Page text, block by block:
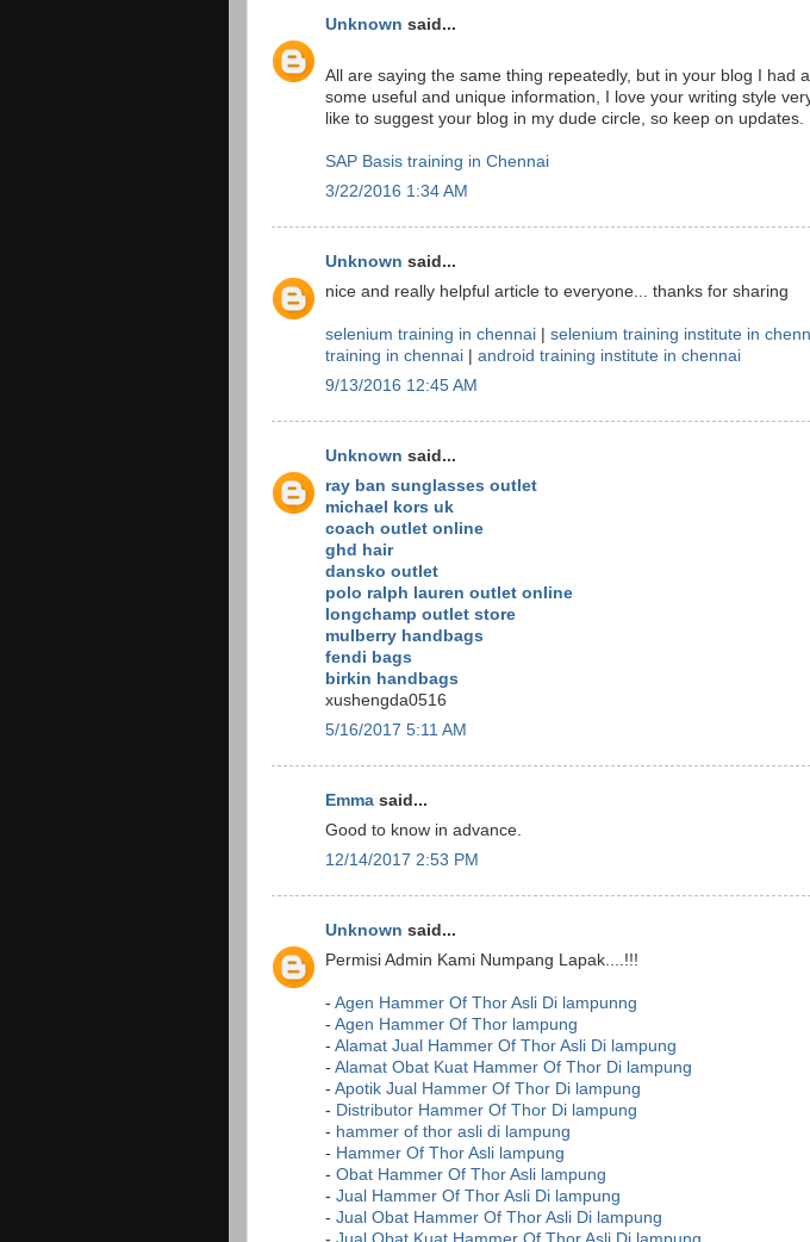
Unknown said...
All are saying the same thing repeatedly, but in your blog I had
some useful and unique information, I love your writing style
like to suggest your blog in my dude circle, so keep on updates.
SAP Basis training in Chennai
3/22/2016 1:34 AM
Unknown said...
nice and really helpful article to everyone... thanks for sharing
selenium training in chennai selenium training institute in
training in chennai
android training institute in chennai
9/13/2016 12:45 AM
Unknown said...
ray ban sunglasses outlet
michael kors uk
coach outlet online
ghd hair
dansko outlet
polo ralph lauren outlet online
longchamp outlet store
mulberry handbags
fendi bags
birkin handbags
xushengda0516
5/16/2017 5:11 AM
Emma said...
Good to know in advance.
12/14/2017 2:53 PM
Unknown said...
Permisi Admin Kami Numpang Lapak....!!!
- Agen Hammer Of Thor Asli Di lampunng
- Agen Hammer Of Thor lampung
- Alamat Jual Hammer Of Thor Asli Di lampung
- Alamat Obat Kuat Hammer Of Thor Di lampung
- Apotik Jual Hammer Of Thor Di lampung
- Distributor Hammer Of Thor Di lampung
- hammer of thor asli di lampung
- Hammer Of Thor Asli lampung
- Obat Hammer Of Thor Asli lampung
- Jual Hammer Of Thor Asli Di lampung
- Jual Obat Hammer Of Thor Asli Di lampung